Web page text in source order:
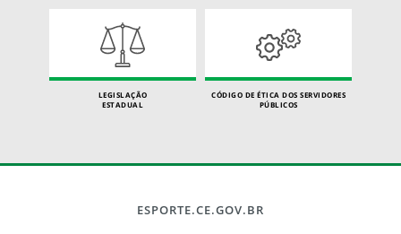
LEGISLAÇÃO
ESTADUAL
CÓDIGO DE ÉTICA DOS SERVIDORES
PÚBLICOS
ESPORTE.CE.GOV.BR